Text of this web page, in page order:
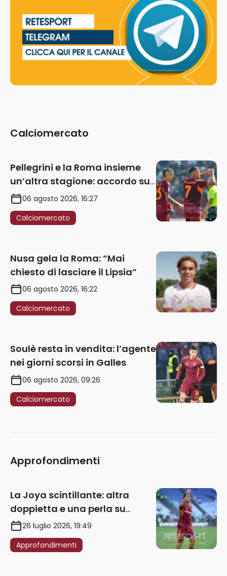
Calciomercato
Pellegrini e la Roma insieme
un’altra stagione: accordo sul
rinnovo annuale
06 agosto 2026, 16:27
Calciomercato
Nusa gela la Roma: “Mai
chiesto di lasciare il Lipsia”
06 agosto 2026, 16:22
Calciomercato
Soulè resta in vendita: l’agente
nei giorni scorsi in Galles
06 agosto 2026, 09:26
Calciomercato
Approfondimenti
La Joya scintillante: altra
doppietta e una perla su
punizione – VIDEO
26 luglio 2026, 19:49
Approfondimenti